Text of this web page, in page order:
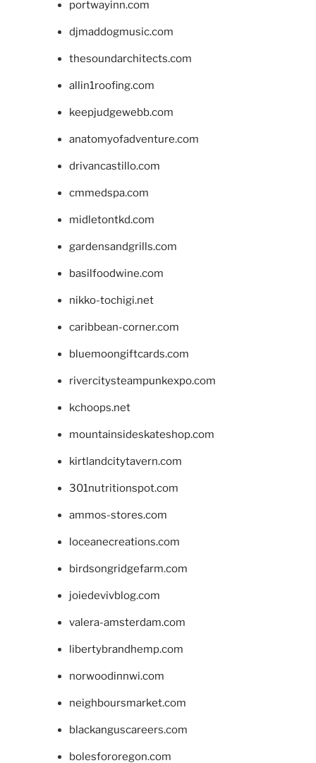
portwayinn.com
djmaddogmusic.com
thesoundarchitects.com
allin1roofing.com
keepjudgewebb.com
anatomyofadventure.com
drivancastillo.com
cmmedspa.com
midletontkd.com
gardensandgrills.com
basilfoodwine.com
nikko-tochigi.net
caribbean-corner.com
bluemoongiftcards.com
rivercitysteampunkexpo.com
kchoops.net
mountainsideskateshop.com
kirtlandcitytavern.com
301nutritionspot.com
ammos-stores.com
loceanecreations.com
birdsongridgefarm.com
joiedevivblog.com
valera-amsterdam.com
libertybrandhemp.com
norwoodinnwi.com
neighboursmarket.com
blackanguscareers.com
bolesfororegon.com